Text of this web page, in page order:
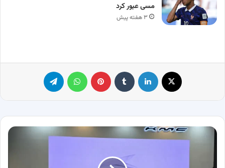
مسی عبور کرد
۳ هفته پیش
لینکدین ‫تامبلر پینترست
شروع
طوفانی
موتور